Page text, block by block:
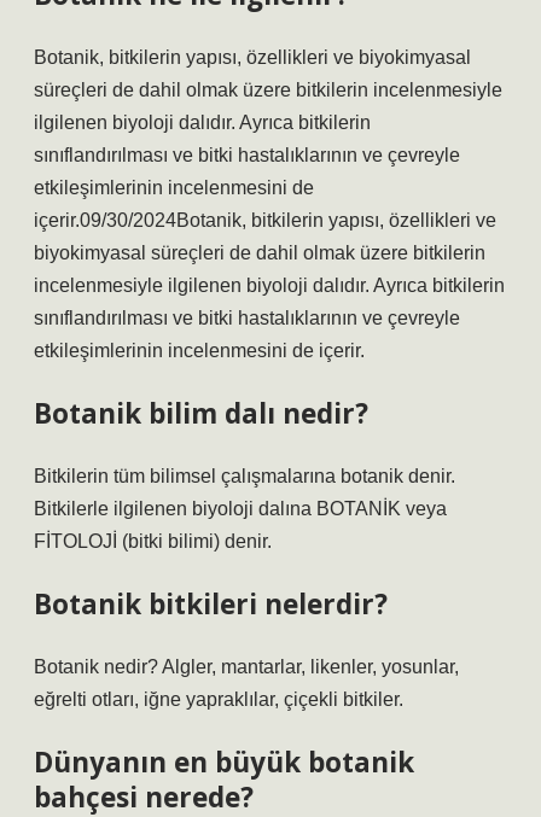
Botanik, bitkilerin yapısı, özellikleri ve biyokimyasal
süreçleri de dahil olmak üzere bitkilerin incelenmesiyle
ilgilenen biyoloji dalıdır. Ayrıca bitkilerin
sınıflandırılması ve bitki hastalıklarının ve çevreyle
etkileşimlerinin incelenmesini de
içerir.09/30/2024Botanik, bitkilerin yapısı, özellikleri ve
biyokimyasal süreçleri de dahil olmak üzere bitkilerin
incelenmesiyle ilgilenen biyoloji dalıdır. Ayrıca bitkilerin
sınıflandırılması ve bitki hastalıklarının ve çevreyle
etkileşimlerinin incelenmesini de içerir.
Botanik bilim dalı nedir?
Bitkilerin tüm bilimsel çalışmalarına botanik denir.
Bitkilerle ilgilenen biyoloji dalına BOTANİK veya
FİTOLOJİ (bitki bilimi) denir.
Botanik bitkileri nelerdir?
Botanik nedir? Algler, mantarlar, likenler, yosunlar,
eğrelti otları, iğne yapraklılar, çiçekli bitkiler.
Dünyanın en büyük botanik
bahçesi nerede?